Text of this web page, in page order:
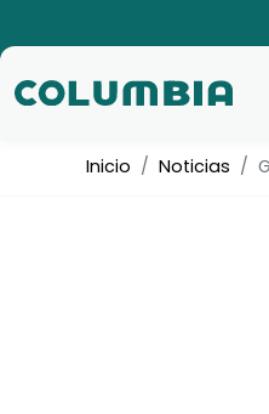
Inicio Noticias